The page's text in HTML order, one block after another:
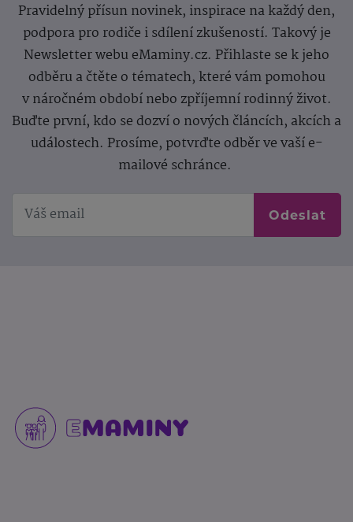
Pravidelný přísun novinek, inspirace na každý den,
podpora pro rodiče i sdílení zkušeností. Takový je
Newsletter webu eMaminy.cz. Přihlaste se k jeho
odběru a čtěte o tématech, které vám pomohou
v náročném období nebo zpříjemní rodinný život.
Buďte první, kdo se dozví o nových článcích, akcích a
událostech. Prosíme, potvrďte odběr ve vaší e-
mailové schránce.
Odeslat